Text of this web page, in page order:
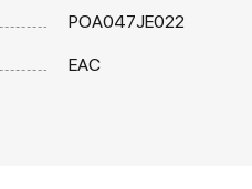
POA047JE022
EAC